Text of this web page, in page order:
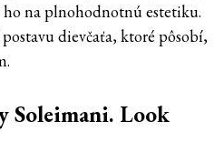
na plnohodnotnú estetiku.
dievčaťa, ktoré pôsobí,
Soleimani. Look